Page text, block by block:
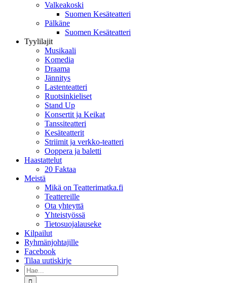
Valkeakoski
Suomen Kesäteatteri
Pälkäne
Suomen Kesäteatteri
Tyylilajit
Musikaali
Komedia
Draama
Jännitys
Lastenteatteri
Ruotsinkieliset
Stand Up
Konsertit ja Keikat
Tanssiteatteri
Kesäteatterit
Striimit ja verkko-teatteri
Ooppera ja baletti
Haastattelut
20 Faktaa
Meistä
Mikä on Teatterimatka.fi
Teattereille
Ota yhteyttä
Yhteistyössä
Tietosuojalauseke
Kilpailut
Ryhmänjohtajille
Facebook
Tilaa uutiskirje
Etsi
...